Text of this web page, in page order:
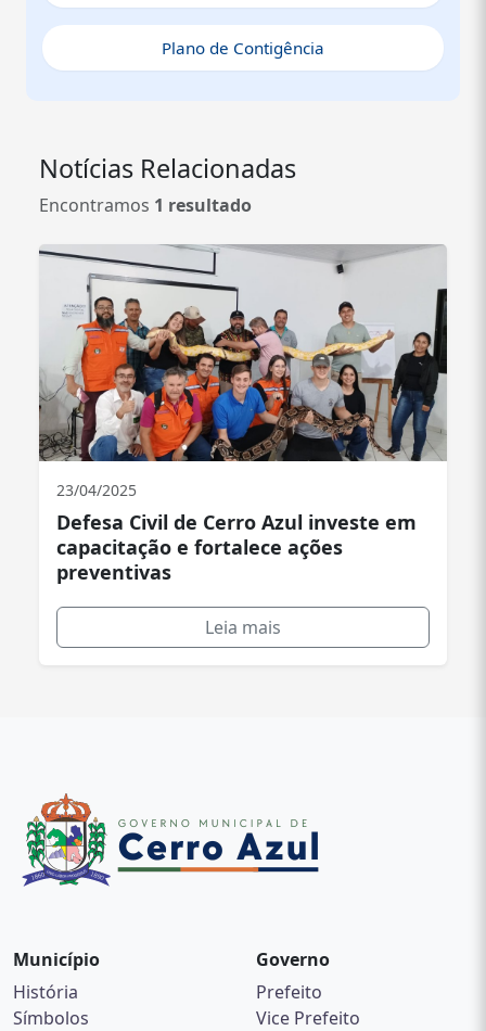
Plano de Contigência
Notícias Relacionadas
Encontramos 1 resultado
23/04/2025
Defesa Civil de Cerro Azul investe em
capacitação e fortalece ações
preventivas
Leia mais
Município
História
Símbolos
Governo
Prefeito
Vice Prefeito